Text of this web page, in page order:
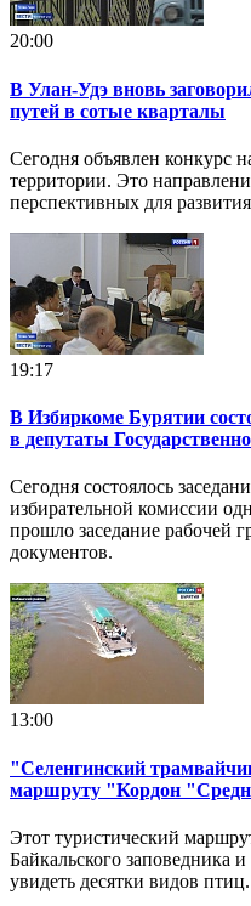
20:00
В Улан-Удэ вновь
путей в сотые кварталы
Сегодня объявлен конкурс
территории. Это
перспективных для
19:17
В Избиркоме Бурятии
в депутаты
Сегодня состоялось
избирательной комиссии
прошло заседание рабочей
документов.
13:00
"Селенгинский
маршруту "Кордон
Этот туристический
Байкальского заповедника и
увидеть десятки видов птиц.